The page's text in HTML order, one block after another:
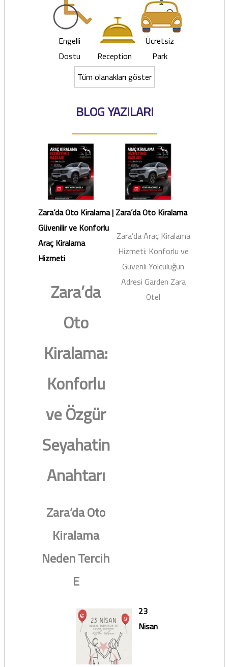
Engelli
Dostu
Reception
Ücretsiz
Park
Tüm olanakları göster
BLOG YAZILARI
Zara’da Oto Kiralama |
Güvenilir ve Konforlu
Araç Kiralama
Hizmeti
Zara’da
Oto
Kiralama:
Konforlu
ve Özgür
Seyahatin
Anahtarı
Zara’da Oto
Kiralama
Neden Tercih
E
Zara’da Oto Kiralama
Zara’da Araç Kiralama
Hizmeti: Konforlu ve
Güvenli Yolculuğun
Adresi Garden Zara
Otel
23
Nisan